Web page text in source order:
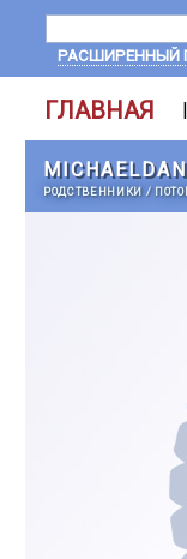
РАСШИРЕННЫЙ
ГЛАВНАЯ |
РОДСТВЕННИКИ /